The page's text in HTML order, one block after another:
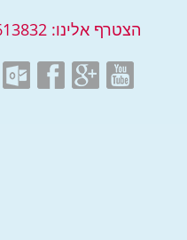
הצטרף אלינו: